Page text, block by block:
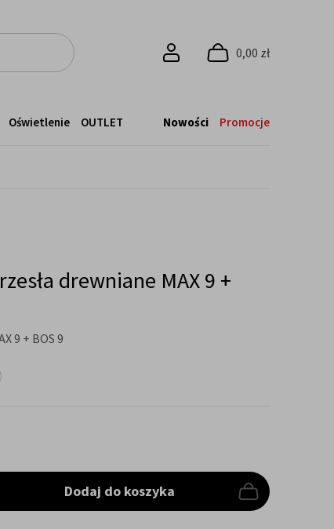
0,00 zł
Nowości Promocje
Oświetlenie OUTLET
drewniane MAX 9 +
9 + BOS 9
Dodaj do koszyka